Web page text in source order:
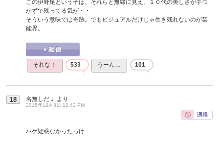
この伊野尾という子は、それらと無縁に見え、１０代の美しさが手つ
かずで残ってる気が・・
そういう意味では奇跡。でもビジュアルだけじゃ生き残れないのが芸
能界。
それな！ 533 うーん… 101
18 名無しだＪ より
2015年12月3日 12:42 PM
ハゲ疑惑なかったっけ